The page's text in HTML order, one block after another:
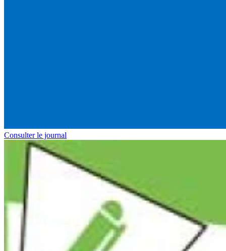
Consulter le journal